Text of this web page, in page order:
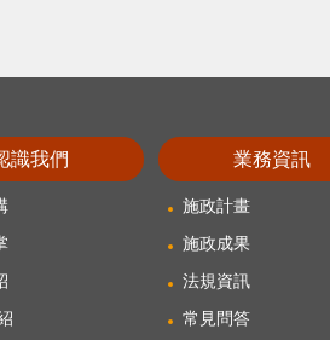
識我們 業務資訊
施政計畫
施政成果
法規資訊
常見問答